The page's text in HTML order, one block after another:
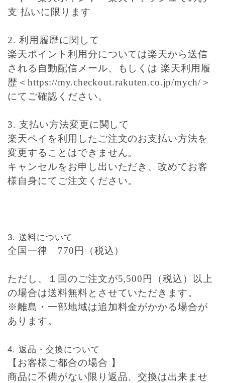
支 払いに限ります
2. 利用履歴に関して
楽天ポイント利用分については楽天から送信
される自動配信メール、もしくは楽天利用履
歴＜https://my.checkout.rakuten.co.jp/mych/＞
にてご確認ください。
3. 支払い方法変更に関して
楽天ペイを利用したご注文のお支払い方法を
変更することはできません。
キャンセルをお申し出いただき、改めてお客
様自身にてご注文ください。
送料について
全国一律 770円（税込）
ただし、１回のご注文が5,500円（税込）以上
の場合は送料無料とさせていただきます。
※離島・一部地域は追加料金がかかる場合が
あります。
返品・交換について
【お客様ご都合の場合 】
商品に不備がない限り返品、交換は出来ませ